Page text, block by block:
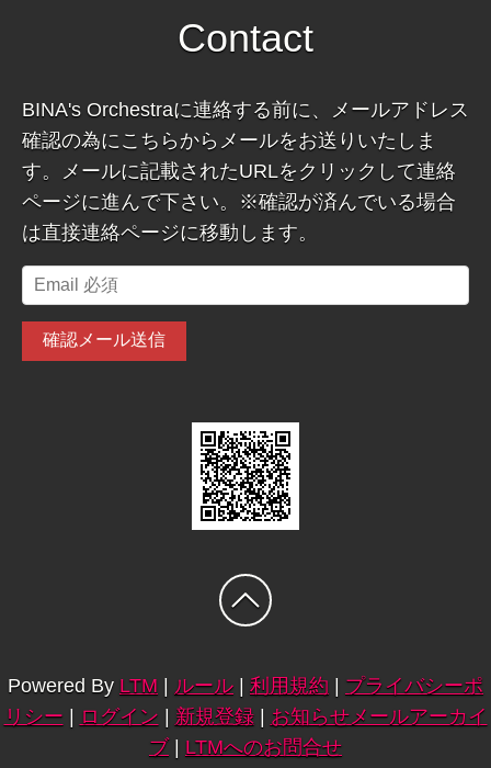
Contact
BINA's Orchestraに連絡する前に、メールアドレス
確認の為にこちらからメールをお送りいたしま
す。メールに記載されたURLをクリックして連絡
ページに進んで下さい。※確認が済んでいる場合
は直接連絡ページに移動します。
Powered By LTM ルール 利用規約
プライバシーポ
リシー
ログイン 新規登録| お知らせメールアーカイ
ブ
LTMへのお問合せ